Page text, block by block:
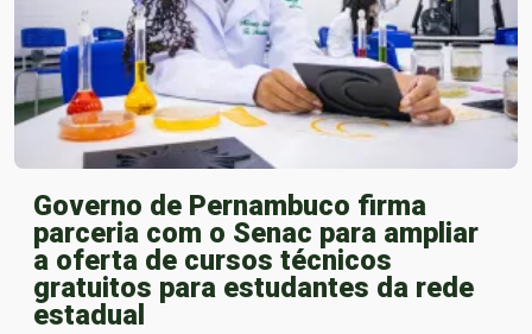
Governo de Pernambuco firma
parceria com o Senac para ampliar
a oferta de cursos técnicos
gratuitos para estudantes da rede
estadual